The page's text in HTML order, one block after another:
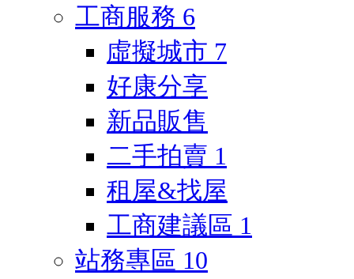
工商服務 6
虛擬城市 7
好康分享
新品販售
二手拍賣 1
租屋&找屋
工商建議區 1
站務專區 10